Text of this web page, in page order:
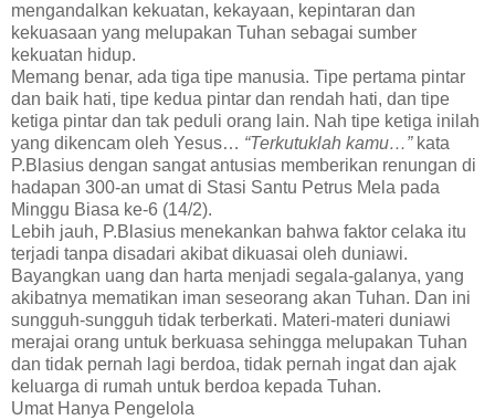
mengandalkan kekuatan, kekayaan, kepintaran dan
kekuasaan yang melupakan Tuhan sebagai sumber
kekuatan hidup.
Memang benar, ada tiga tipe manusia. Tipe pertama pintar
dan baik hati, tipe kedua pintar dan rendah hati, dan tipe
ketiga pintar dan tak peduli orang lain. Nah tipe ketiga inilah
yang dikencam oleh Yesus… “Terkutuklah kamu…”kata
P.Blasius dengan sangat antusias memberikan renungan di
hadapan 300-an umat di Stasi Santu Petrus Mela pada
Minggu Biasa ke-6 (14/2).
Lebih jauh, P.Blasius menekankan bahwa faktor celaka itu
terjadi tanpa disadari akibat dikuasai oleh duniawi.
Bayangkan uang dan harta menjadi segala-galanya, yang
akibatnya mematikan iman seseorang akan Tuhan. Dan ini
sungguh-sungguh tidak terberkati. Materi-materi duniawi
merajai orang untuk berkuasa sehingga melupakan Tuhan
dan tidak pernah lagi berdoa, tidak pernah ingat dan ajak
keluarga di rumah untuk berdoa kepada Tuhan.
Umat Hanya Pengelola